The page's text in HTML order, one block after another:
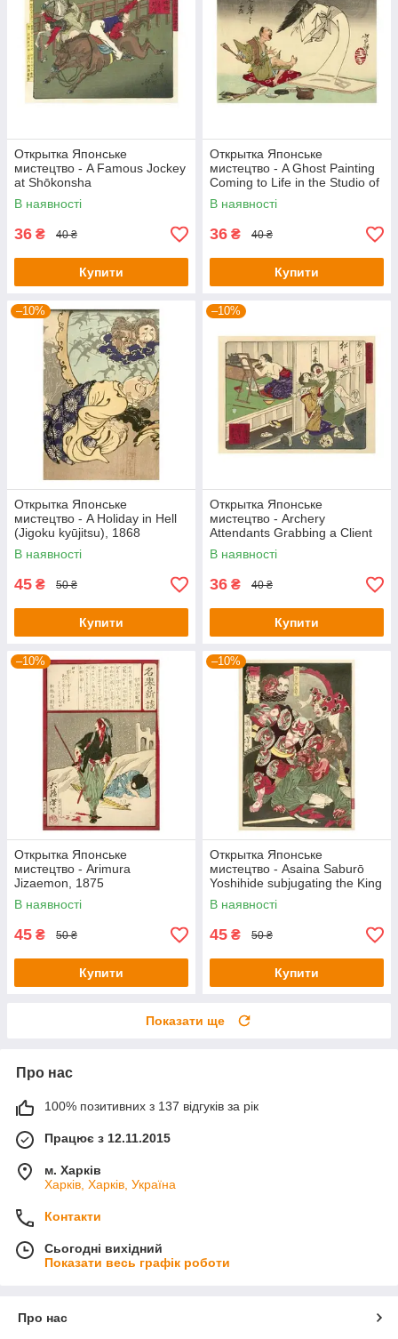
Открытка Японське
мистецтво - A Famous Jockey
at Shōkonsha
В наявності
36 ₴ 40 ₴
Купити
Открытка Японське
мистецтво - A Ghost Painting
Coming to Life in the Studio of
Painter Ōkyo, 1880s
В наявності
36 ₴ 40 ₴
Купити
–10%
Открытка Японське
мистецтво - A Holiday in Hell
(Jigoku kyūjitsu), 1868
В наявності
45 ₴ 50 ₴
Купити
–10%
Открытка Японське
мистецтво - Archery
Attendants Grabbing a Client
at the Shinmei Shrine in Shiba
В наявності
36 ₴ 40 ₴
Купити
–10%
Открытка Японське
мистецтво - Arimura
Jizaemon, 1875
В наявності
45 ₴ 50 ₴
Купити
–10%
Открытка Японське
мистецтво - Asaina Saburō
Yoshihide subjugating the King
of Hell, 1873
В наявності
45 ₴ 50 ₴
Купити
Показати ще
Про нас
100% позитивних з 137 відгуків за рік
Працює з 12.11.2015
м. Харків
Харків, Харків, Україна
Контакти
Сьогодні вихідний
Показати весь графік роботи
Про нас